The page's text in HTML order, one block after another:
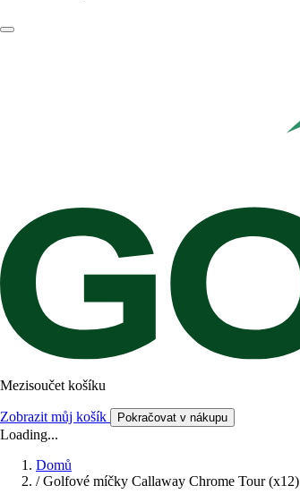
Mezisoučet košíku
Zobrazit můj košík Pokračovat v nákupu
Loading...
Domů
/ Golfové míčky Callaway Chrome Tour (x12)